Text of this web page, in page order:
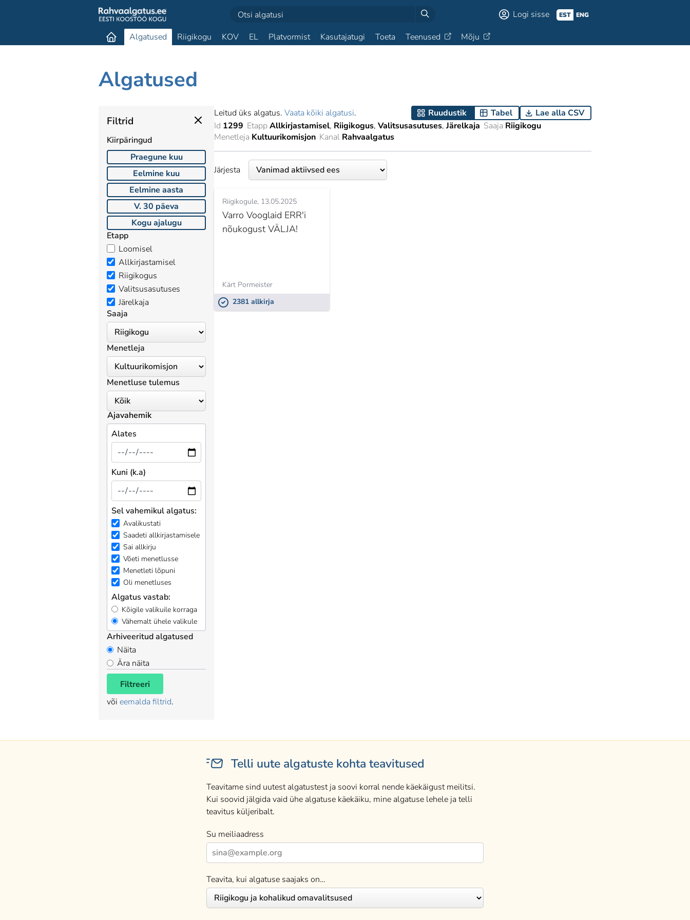
Logi sisse EST ENG
Algatused Riigikogu KOV EL Platvormist Kasutajatugi Toeta Teenused Mõju
Algatused
Filtrid
Kiirpäringud
Praegune kuu
Eelmine kuu
Eelmine aasta
V. 30 päeva
Kogu ajalugu
Etapp
Loomisel
Allkirjastamisel
Riigikogus
Valitsusasutuses
Järelkaja
Saaja
Menetleja
Menetluse tulemus
Ajavahemik
Alates
Kuni (k.a)
Sel vahemikul algatus:
Avalikustati
Saadeti allkirjastamisele
Sai allkirju
Võeti menetlusse
Menetleti lõpuni
Oli menetluses
Algatus vastab:
Kõigile valikuile korraga
Vähemalt ühele valikule
Arhiveeritud algatused
Näita
Ära näita
Filtreeri
või eemalda filtrid.
Leitud üks algatus. Vaata kõiki algatusi. Ruudustik Tabel
Lae alla CSV
Id 1299 EtappAllkirjastamisel Riigikogus Valitsusasutuses Järelkaja Saaja Riigikogu
Menetleja Kultuurikomisjon Kanal Rahvaalgatus
Järjesta
Riigikogule 13.05.2025
Varro Vooglaid ERR'i
nõukogust VÄLJA!
Kärt Pormeister
2381 allkirja
Telli uute algatuste kohta teavitused
Teavitame sind uutest algatustest ja soovi korral nende käekäigust meilitsi.
Kui soovid jälgida vaid ühe algatuse käekäiku, mine algatuse lehele ja telli
teavitus küljeribalt.
Su meiliaadress
Teavita, kui algatuse saajaks on…